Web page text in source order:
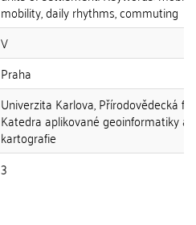
mobility, daily rhythms, commuting
V
Praha
Univerzita Karlova, Přírodovědecká
Katedra aplikované geoinformatiky a
kartografie
3